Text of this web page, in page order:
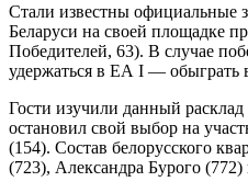
Стали известны официальные
Беларуси на своей площадке
Победителей, 63). В случае
удержаться в ЕА I — обыграть
Гости изучили данный
остановил свой выбор на
(154). Состав белорусского
(723), Александра Бурого